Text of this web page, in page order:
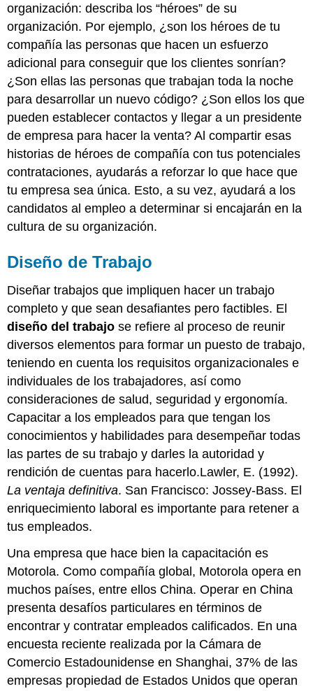
organización: describa los “héroes” de su
organización. Por ejemplo, ¿son los héroes de tu
compañía las personas que hacen un esfuerzo
adicional para conseguir que los clientes sonrían?
¿Son ellas las personas que trabajan toda la noche
para desarrollar un nuevo código? ¿Son ellos los que
pueden establecer contactos y llegar a un presidente
de empresa para hacer la venta? Al compartir esas
historias de héroes de compañía con tus potenciales
contrataciones, ayudarás a reforzar lo que hace que
tu empresa sea única. Esto, a su vez, ayudará a los
candidatos al empleo a determinar si encajarán en la
cultura de su organización.
Diseño de Trabajo
Diseñar trabajos que impliquen hacer un trabajo
completo y que sean desafiantes pero factibles. El
diseño del trabajo se refiere al proceso de reunir
diversos elementos para formar un puesto de trabajo,
teniendo en cuenta los requisitos organizacionales e
individuales de los trabajadores, así como
consideraciones de salud, seguridad y ergonomía.
Capacitar a los empleados para que tengan los
conocimientos y habilidades para desempeñar todas
las partes de su trabajo y darles la autoridad y
rendición de cuentas para hacerlo.Lawler, E. (1992).
La ventaja definitiva. San Francisco: Jossey-Bass. El
enriquecimiento laboral es importante para retener a
tus empleados.
Una empresa que hace bien la capacitación es
Motorola. Como compañía global, Motorola opera en
muchos países, entre ellos China. Operar en China
presenta desafíos particulares en términos de
encontrar y contratar empleados calificados. En una
encuesta reciente realizada por la Cámara de
Comercio Estadounidense en Shanghai, 37% de las
empresas propiedad de Estados Unidos que operan